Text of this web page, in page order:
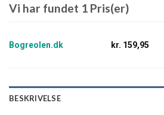
Vi har fundet 1 Pris(er)
Bogreolen.dk kr. 159,95
BESKRIVELSE